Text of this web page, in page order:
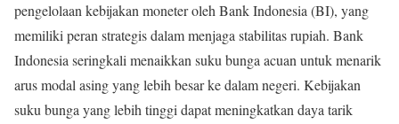
pengelolaan kebijakan moneter oleh Bank Indonesia (BI), yang
memiliki peran strategis dalam menjaga stabilitas rupiah. Bank
Indonesia seringkali menaikkan suku bunga acuan untuk menarik
arus modal asing yang lebih besar ke dalam negeri. Kebijakan
suku bunga yang lebih tinggi dapat meningkatkan daya tarik